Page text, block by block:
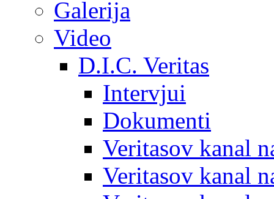
Galerija
Video
D.I.C. Veritas
Intervjui
Dokumenti
Veritasov kanal
Veritasov kanal